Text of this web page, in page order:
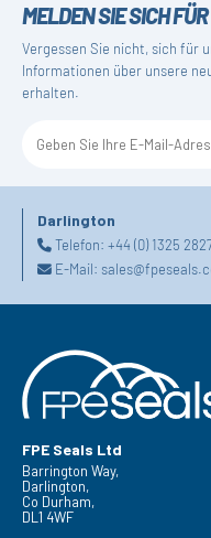
MELDEN SIE SICH
Vergessen Sie nicht, sich für
Informationen über unsere
erhalten.
Darlington
Telefon: +44 (0) 1325
E-Mail:
FPE Seals Ltd
Barrington Way,
Darlington,
Co Durham,
DL1 4WF